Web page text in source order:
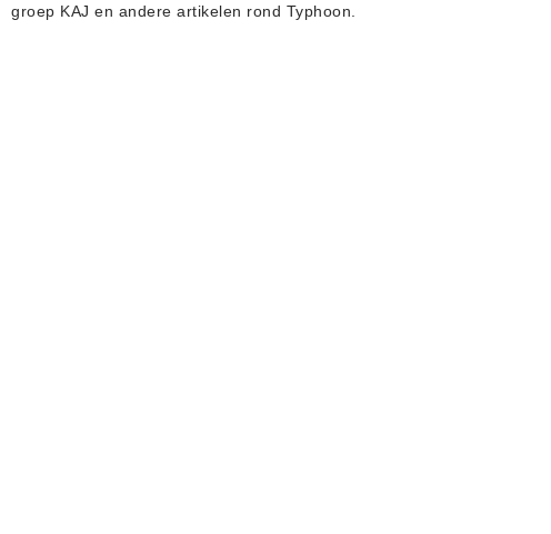
groep KAJ en andere artikelen rond Typhoon.